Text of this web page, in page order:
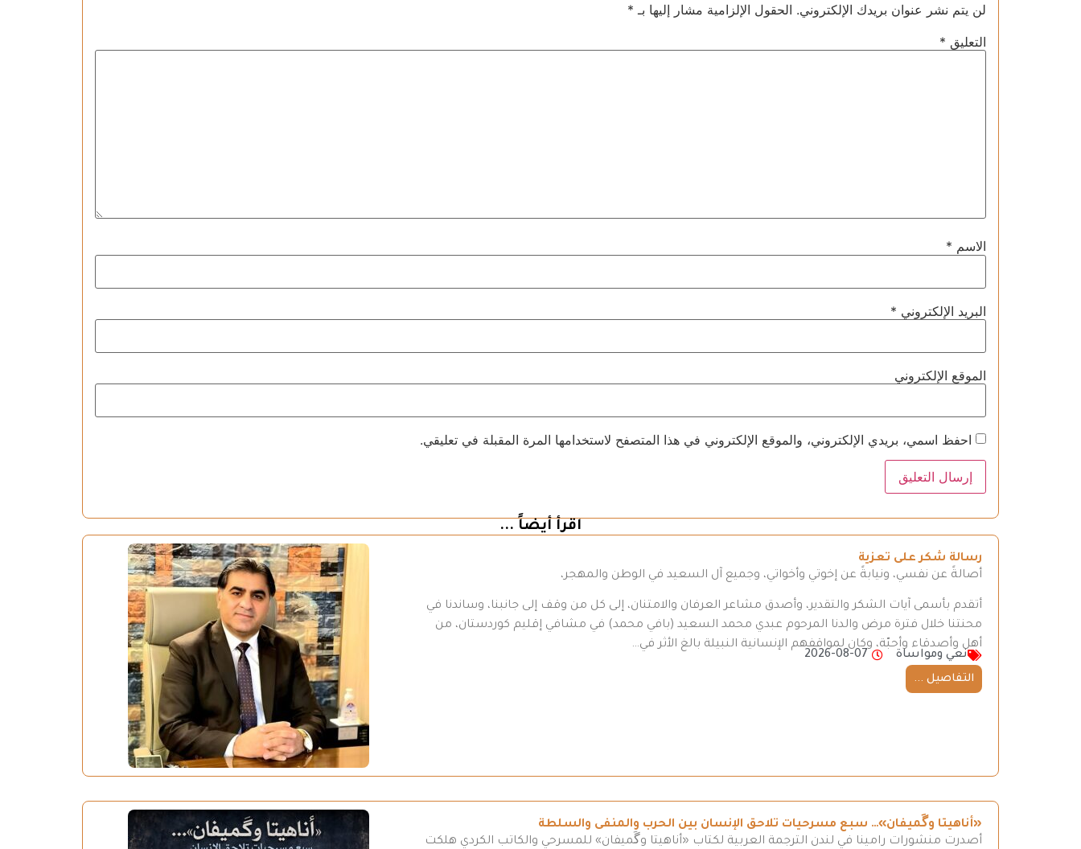
لن يتم نشر عنوان بريدك الإلكتروني. الحقول الإلزامية مشار إليها بـ *
التعليق *
الاسم *
البريد الإلكتروني *
الموقع الإلكتروني
احفظ اسمي، بريدي الإلكتروني، والموقع الإلكتروني في هذا المتصفح لاستخدامها المرة المقبلة في تعليقي.
اقرأ أيضاً ...
رسالة شكر على تعزية
أصالةً عن نفسي، ونيابةً عن إخوتي وأخواتي، وجميع آل السعيد في الوطن والمهجر،
أتقدم بأسمى آيات الشكر والتقدير، وأصدق مشاعر العرفان والامتنان، إلى كل من وقف إلى جانبنا، وساندنا في
محنتنا خلال فترة مرض والدنا المرحوم عبدي محمد السعيد (بافي محمد) في مشافي إقليم كوردستان، من
أهل وأصدقاء وأحبّة، وكان لمواقفهم الإنسانية النبيلة بالغ الأثر في…
نعي ومواساة
2026-08-07
التفاصيل ...
«أناهيتا وگَميفان»… سبع مسرحيات تلاحق الإنسان بين الحرب والمنفى والسلطة
أصدرت منشورات رامينا في لندن الترجمة العربية لكتاب «أناهيتا وگَميفان» للمسرحي والكاتب الكردي هلكت